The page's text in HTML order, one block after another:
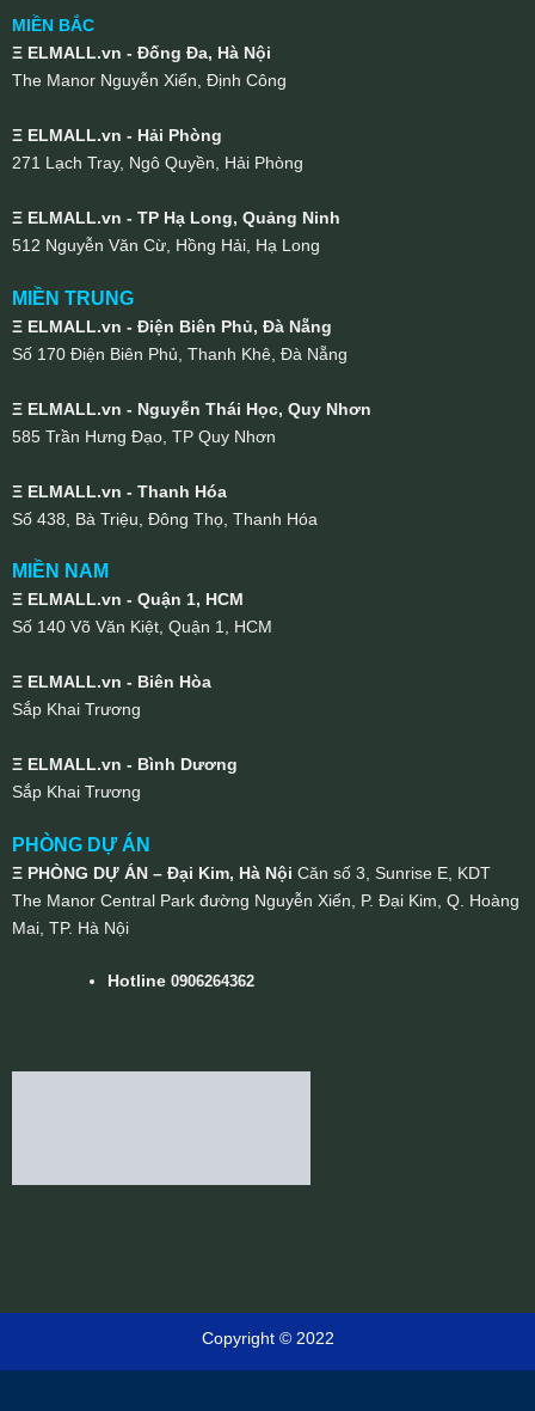
MIỀN BẮC
Ξ ELMALL.vn - Đống Đa, Hà Nội
The Manor Nguyễn Xiển, Định Công
Ξ ELMALL.vn - Hải Phòng
271 Lạch Tray, Ngô Quyền, Hải Phòng
Ξ ELMALL.vn - TP Hạ Long, Quảng Ninh
512 Nguyễn Văn Cừ, Hồng Hải, Hạ Long
MIỀN TRUNG
Ξ ELMALL.vn - Điện Biên Phủ, Đà Nẵng
Số 170 Điện Biên Phủ, Thanh Khê, Đà Nẵng
Ξ ELMALL.vn - Nguyễn Thái Học, Quy Nhơn
585 Trần Hưng Đạo, TP Quy Nhơn
Ξ ELMALL.vn - Thanh Hóa
Số 438, Bà Triệu, Đông Thọ, Thanh Hóa
MIỀN NAM
Ξ ELMALL.vn - Quận 1, HCM
Số 140 Võ Văn Kiệt, Quận 1, HCM
Ξ ELMALL.vn - Biên Hòa
Sắp Khai Trương
Ξ ELMALL.vn - Bình Dương
Sắp Khai Trương
PHÒNG DỰ ÁN
Ξ PHÒNG DỰ ÁN – Đại Kim, Hà Nội Căn số 3, Sunrise E, KDT
The Manor Central Park đường Nguyễn Xiển, P. Đại Kim, Q. Hoàng
Mai, TP. Hà Nội
Hotline0906264362
Copyright © 2022